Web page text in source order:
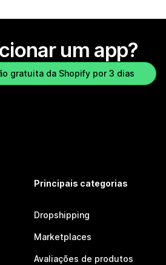
um app?
gratuita da Shopify por 3 dias
Principais categorias
Dropshipping
Marketplaces
Avaliações de produtos